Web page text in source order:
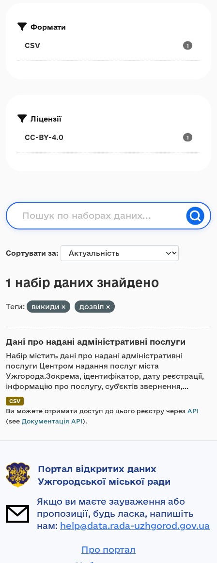
Формати
CSV 1
Ліцензії
CC-BY-4.0 1
Сортувати за
1 набір даних знайдено
Теги: викиди дозвіл
Дані про надані адміністративні послуги
Набір містить дані про надані адміністративні
послуги Центром надання послуг міста
Ужгорода.Зокрема, ідентифікатор, дату реєстрації,
інформацію про послугу, суб’єктів звернення,...
CSV
Ви можете отримати доступ до цього реєстру через API
(see Документація API).
Портал відкритих даних
Ужгородської міської ради
Якщо ви маєте зауваження або
пропозиції, будь ласка, напишіть
нам: help@data.rada-uzhgorod.gov.ua
Про портал